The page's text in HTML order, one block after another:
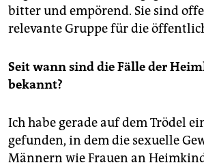
bitter und empörend. Sie sind
relevante Gruppe für die
Seit wann sind die Fälle der
bekannt?
Ich habe gerade auf dem Trödel
gefunden, in dem die sexuelle
Männern wie Frauen an